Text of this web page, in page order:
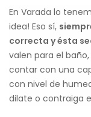
En Varada lo
idea! Eso sí,
correcta y ésta
valen para el
contar con una
con nivel de
dilate o contraiga